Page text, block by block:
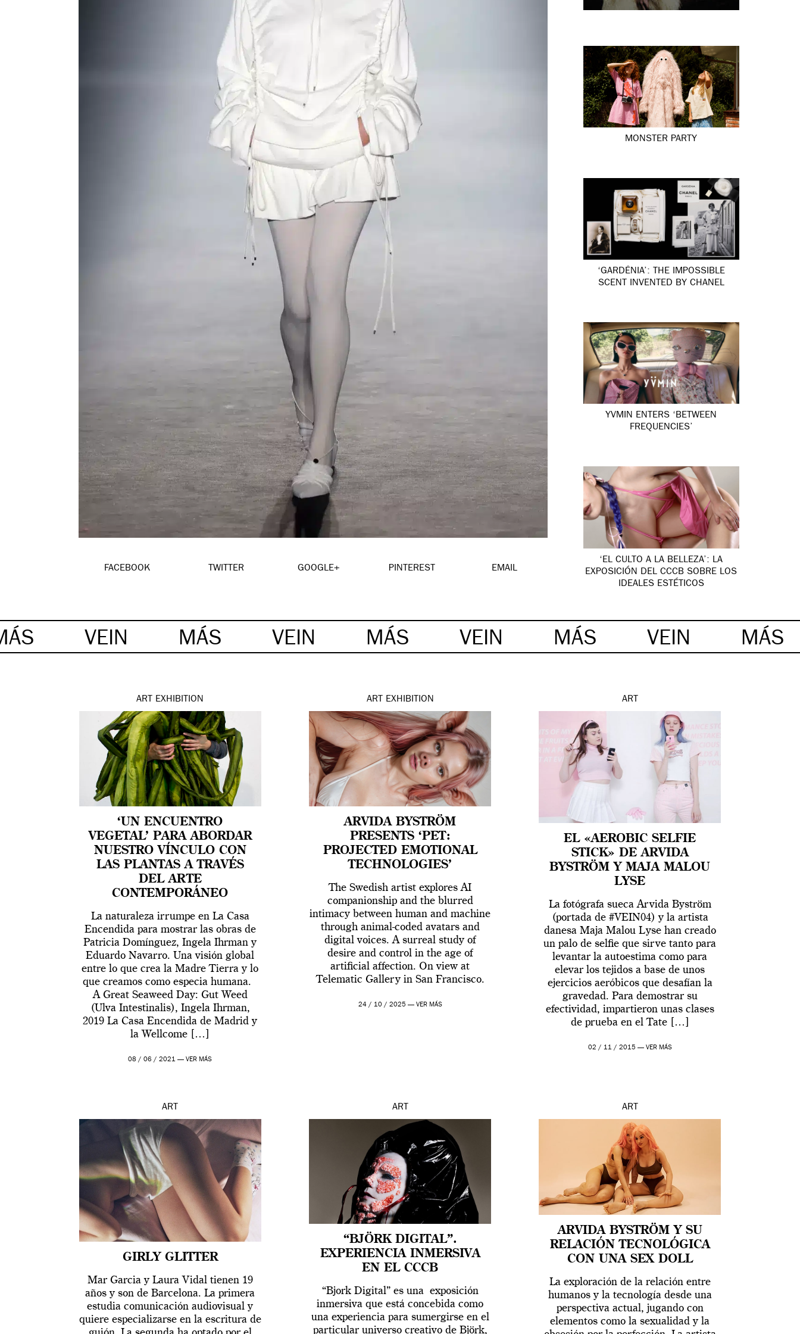
FACEBOOK TWITTER GOOGLE+ PINTEREST EMAIL
MONSTER PARTY
‘GARDÉNIA’: THE IMPOSSIBLE
SCENT INVENTED BY CHANEL
YVMIN ENTERS ‘BETWEEN
FREQUENCIES’
‘EL CULTO A LA BELLEZA’: LA
EXPOSICIÓN DEL CCCB SOBRE LOS
IDEALES ESTÉTICOS
VEIN MÁS VEIN MÁS VEIN MÁS VEIN MÁS
ART EXHIBITION
‘UN ENCUENTRO
VEGETAL’ PARA ABORDAR
NUESTRO VÍNCULO CON
LAS PLANTAS A TRAVÉS
DEL ARTE
CONTEMPORÁNEO
La naturaleza irrumpe en La Casa
Encendida para mostrar las obras de
Patricia Domínguez, Ingela Ihrman y
Eduardo Navarro. Una visión global
entre lo que crea la Madre Tierra y lo
que creamos como especia humana.
A Great Seaweed Day: Gut Weed
(Ulva Intestinalis), Ingela Ihrman,
2019 La Casa Encendida de Madrid y
la Wellcome […]
08 / 06 / 2021 —VER MÁS
ART EXHIBITION
ARVIDA BYSTRÖM
PRESENTS ‘PET:
PROJECTED EMOTIONAL
TECHNOLOGIES’
The Swedish artist explores AI
companionship and the blurred
intimacy between human and machine
through animal-coded avatars and
digital voices. A surreal study of
desire and control in the age of
artificial affection. On view at
Telematic Gallery in San Francisco.
24 / 10 / 2025 — VER MÁS
ART
EL «AEROBIC SELFIE
STICK» DE ARVIDA
BYSTRÖM Y MAJA MALOU
LYSE
La fotógrafa sueca Arvida Byström
(portada de #VEIN04) y la artista
danesa Maja Malou Lyse han creado
un palo de selfie que sirve tanto para
levantar la autoestima como para
elevar los tejidos a base de unos
ejercicios aeróbicos que desafían la
gravedad. Para demostrar su
efectividad, impartieron unas clases
de prueba en el Tate […]
02 / 11 / 2015 — VER MÁS
ART
GIRLY GLITTER
Mar Garcia y Laura Vidal tienen 19
años y son de Barcelona. La primera
estudia comunicación audiovisual y
quiere especializarse en la escritura de
ART
“BJÖRK DIGITAL”.
EXPERIENCIA INMERSIVA
EN EL CCCB
“Bjork Digital” es una exposición
inmersiva que está concebida como
una experiencia para sumergirse en el
particular universo creativo de Björk,
ART
ARVIDA BYSTRÖM Y SU
RELACIÓN TECNOLÓGICA
CON UNA SEX DOLL
La exploración de la relación entre
humanos y la tecnología desde una
perspectiva actual, jugando con
elementos como la sexualidad y la